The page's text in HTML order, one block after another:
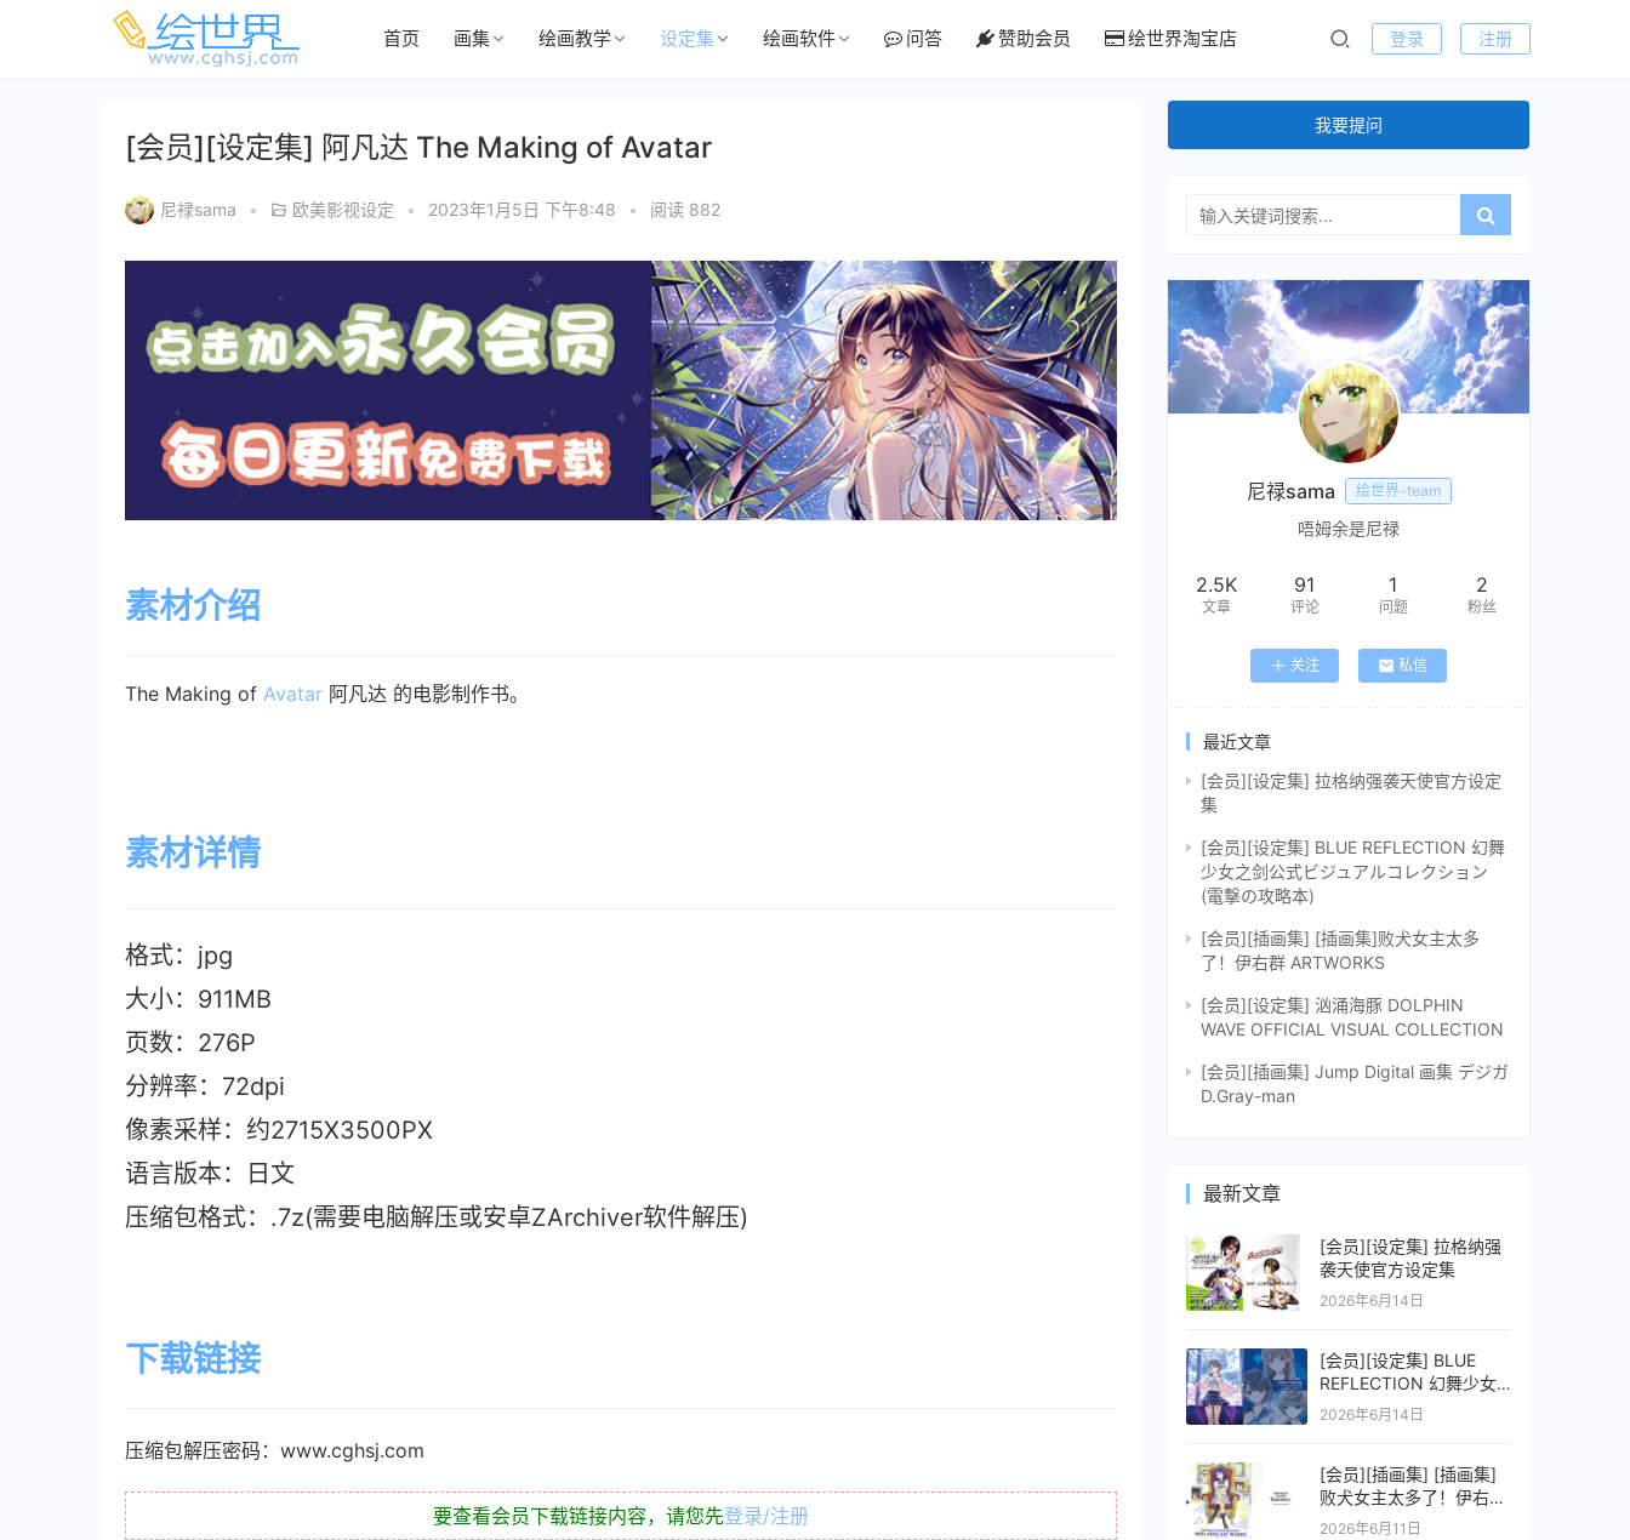
首页 画集 绘画教学 设定集 绘画软件 问答 赞助会员 绘世界淘宝店 登录 注册
[会员][设定集] 阿凡达 The Making of Avatar
尼禄sama • 欧美影视设定 • 2023年1月5日 下午8:48 • 阅读 882
素材介绍
The Making of Avatar 阿凡达 的电影制作书。
素材详情
格式：jpg
大小：911MB
页数：276P
分辨率：72dpi
像素采样：约2715X3500PX
语言版本：日文
压缩包格式：.7z(需要电脑解压或安卓ZArchiver软件解压)
下载链接
压缩包解压密码：www.cghsj.com
要查看会员下载链接内容，请您先登录/注册
我要提问
尼禄sama 绘世界-team
唔姆余是尼禄
2.5K
文章
91
评论
1
问题
2
粉丝
关注 私信
最近文章
[会员][设定集] 拉格纳强袭天使官方设定
集
[会员][设定集] BLUE REFLECTION 幻舞
少女之剑公式ビジュアルコレクション
(電撃の攻略本)
[会员][插画集] [插画集]败犬女主太多
了！伊右群 ARTWORKS
[会员][设定集] 汹涌海豚 DOLPHIN
WAVE OFFICIAL VISUAL COLLECTION
[会员][插画集] Jump Digital 画集 デジガ
D.Gray-man
最新文章
[会员][设定集] 拉格纳强
袭天使官方设定集
2026年6月14日
[会员][设定集] BLUE
REFLECTION 幻舞少女
之剑公式ビジュアルコレ
2026年6月14日
[会员][插画集] [插画集]
败犬女主太多了！伊右群
ARTWORKS
2026年6月11日